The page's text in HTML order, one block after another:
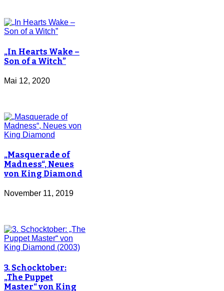
„In Hearts Wake –
Son of a Witch”
Mai 12, 2020
„Masquerade of
Madness“, Neues
von King Diamond
November 11, 2019
3. Schocktober:
„The Puppet
Master“ von King